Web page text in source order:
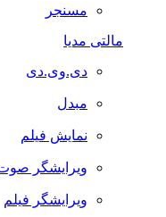
مسنجر
مالتی مدیا
دی.وی.دی
مبدل
نمایش فیلم
ویرایشگر صوت
ویرایشگر فیلم